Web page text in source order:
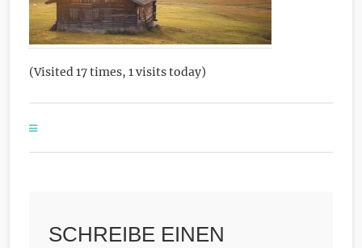
(Visited 17 times, 1 visits today)
SCHREIBE EINEN